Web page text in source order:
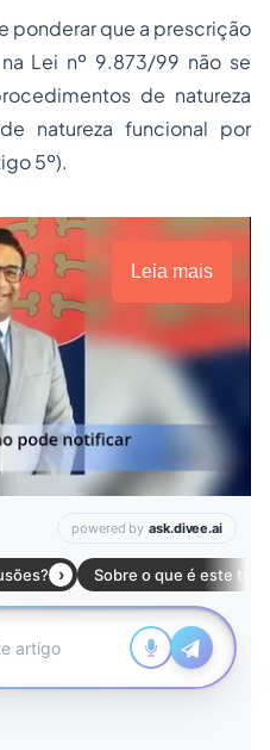
ponderar que a prescrição
Lei nº 9.873/99 não se
de natureza
natureza funcional por
5º).
Leia mais